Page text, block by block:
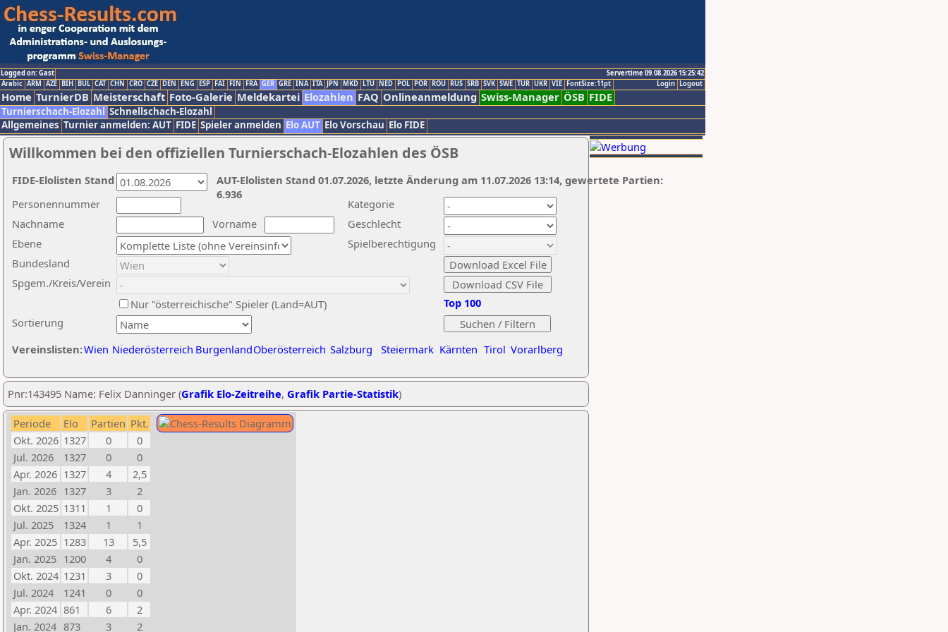
Logged on: Gast
Servertime 09.08.2026 15:25:42
Logout
Login
Arabic ARM AZE BIH BUL CAT CHN CRO CZE DEN ENG ESP FAI FIN FRA GER GRE INA ITA JPN MKD LTU NED POL POR ROU RUS SRB SVK SWE TUR UKR VIE FontSize:11pt
Home TurnierDB Meisterschaft Foto-Galerie Meldekartei Elozahlen FAQ Onlineanmeldung Swiss-Manager ÖSB FIDE
Turnierschach-Elozahl Schnellschach-Elozahl
Allgemeines Turnier anmelden: AUT FIDE Spieler anmelden Elo AUT Elo Vorschau Elo FIDE
Willkommen bei den offiziellen Turnierschach-Elozahlen des ÖSB
Nachname
Vorname
Ebene
Kategorie
Sortierung
Personennummer
Bundesland
Spgem./Kreis/Verein
Geschlecht
Nur "österreichische" Spieler (Land=AUT)
Spielberechtigung
Vereinslisten:Wien Niederösterreich BurgenlandOberösterreich Salzburg Steiermark Kärnten Tirol Vorarlberg
Top 100
AUT-Elolisten Stand 01.07.2026, letzte Änderung am 11.07.2026 13:14, gewertete Partien:
6.936
FIDE-Elolisten Stand
Pnr:143495 Name: Felix Danninger (Grafik Elo-Zeitreihe, Grafik Partie-Statistik)
Periode Elo Partien Pkt.
Okt. 2026 1327 0
0
Jul. 2026
1327 0
0
Apr. 2026 1327 4
2,5
Jan. 2026 1327 3
2
Okt. 2025 1311 1
0
Jul. 2025
1324 1
1
Apr. 2025 1283 13
5,5
Jan. 2025 1200 4
0
Okt. 2024 1231 3
0
Jul. 2024
1241 0
0
Apr. 2024 861 6
2
Jan. 2024 873 3 2